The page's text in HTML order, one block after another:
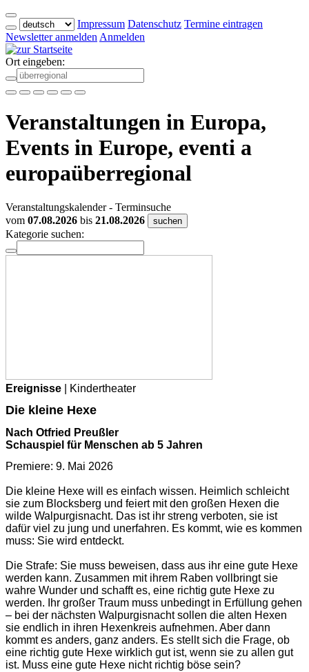
Impressum Datenschutz Termine eintragen
Newsletter anmelden Anmelden
Ort eingeben:
Veranstaltungen in Europa,
Events in Europe, eventi a
europaüberregional
Veranstaltungskalender - Terminsuche
vom 07.08.2026 bis 21.08.2026 suchen
Kategorie suchen:
Ereignisse | Kindertheater
Die kleine Hexe
Nach Otfried Preußler
Schauspiel für Menschen ab 5 Jahren
Premiere: 9. Mai 2026
Die kleine Hexe will es einfach wissen. Heimlich schleicht
sie zum Blocksberg und feiert mit den großen Hexen die
wilde Walpurgisnacht. Das ist ihr streng verboten, sie ist
dafür viel zu jung und unerfahren. Es kommt, wie es kommen
muss: Sie wird entdeckt.
Die Strafe: Sie muss beweisen, dass aus ihr eine gute Hexe
werden kann. Zusammen mit ihrem Raben vollbringt sie
wahre Wunder und schafft es, eine richtig gute Hexe zu
werden. Ihr großer Traum muss unbedingt in Erfüllung gehen
– bei der nächsten Walpurgisnacht sollen die alten Hexen
sie endlich in ihren Hexenkreis aufnehmen. Aber dann
kommt es anders, ganz anders. Es stellt sich die Frage, ob
eine richtig gute Hexe wirklich gut ist, wenn sie zu allen gut
ist. Muss eine gute Hexe nicht richtig böse sein?